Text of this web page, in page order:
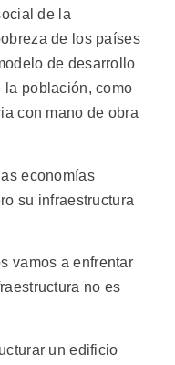
de la
de los países
de desarrollo
la población, como
con mano de obra
economías
su infraestructura
vamos a enfrentar
no es
un edificio